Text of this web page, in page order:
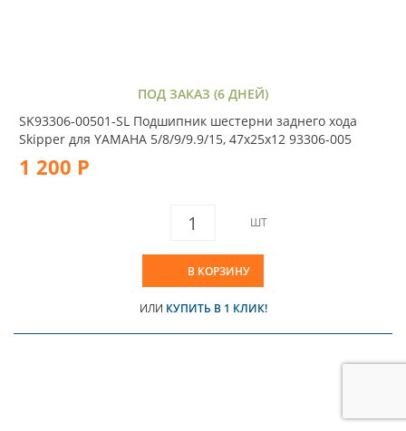
ПОД ЗАКАЗ (6 ДНЕЙ)
SK93306-00501-SL Подшипник шестерни заднего хода
Skipper для YAMAHA 5/8/9/9.9/15, 47х25х12 93306-005
1 200 Р
ШТ
В КОРЗИНУ
ИЛИ КУПИТЬ В 1 КЛИК!